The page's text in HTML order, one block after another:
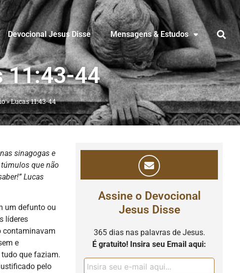
Devocional Jesus Disse Mensagens & Estudos
11:43-44
»Lucas 11:43-44
sinagogas e
que não
Lucas
um defunto ou
líderes
contaminavam
e
que faziam.
pelo
Assine o Devocional
Jesus Disse
365 dias nas palavras de Jesus.
É gratuito! Insira seu Email aqui: